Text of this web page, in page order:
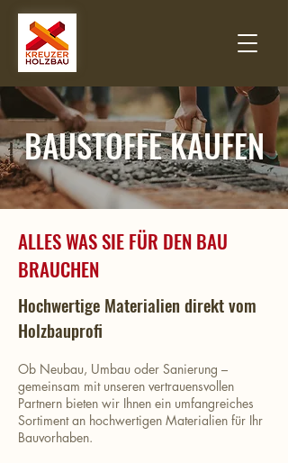
BAUSTOFFE KAUFEN
ALLES WAS SIE FÜR DEN BAU
BRAUCHEN
Hochwertige Materialien direkt vom
Holzbauprofi
Ob Neubau, Umbau oder Sanierung –
gemeinsam mit unseren vertrauensvollen
Partnern bieten wir Ihnen ein umfangreiches
Sortiment an hochwertigen Materialien für Ihr
Bauvorhaben.